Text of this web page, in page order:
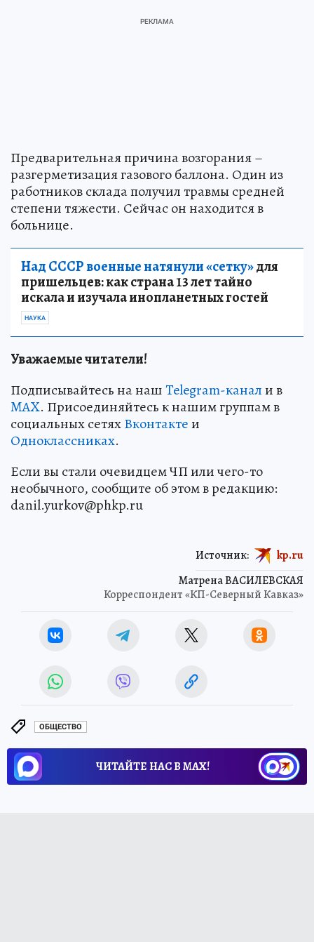
Предварительная причина возгорания –
разгерметизация газового баллона. Один из
работников склада получил травмы средней
степени тяжести. Сейчас он находится в
больнице.
Над СССР военные натянули «сетку»для
пришельцев: как страна 13 лет тайно
искала и изучала инопланетных гостей
НАУКА
Уважаемые читатели!
Подписывайтесь на нашTelegram-канали в
MAX. Присоединяйтесь к нашим группам в
социальных сетяхВконтактеи
Одноклассниках.
Если вы стали очевидцем ЧП или чего-то
необычного, сообщите об этом в редакцию:
danil.yurkov@phkp.ru
Матрена ВАСИЛЕВСКАЯ
Корреспондент «КП-Северный Кавказ»
Источник: kp.ru
ОБЩЕСТВО
ЧИТАЙТЕ НАС В МАХ!